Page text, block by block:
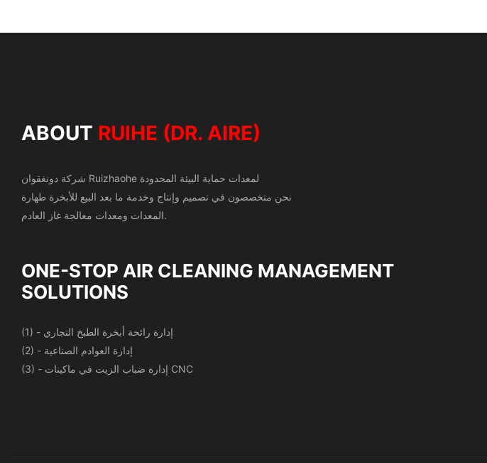
ABOUT RUIHE (DR. AIRE)
شركة دونغقوان Ruizhaohe لمعدات حماية البيئة المحدودة
نحن متخصصون في تصميم وإنتاج وخدمة ما بعد البيع للأبخرة طهارة
المعدات ومعدات معالجة غاز العادم.
ONE-STOP AIR CLEANING MANAGEMENT
SOLUTIONS
(1) - إدارة رائحة أبخرة الطبخ التجاري
(2) - إدارة العوادم الصناعية
(3) - إدارة ضباب الزيت في ماكينات CNC